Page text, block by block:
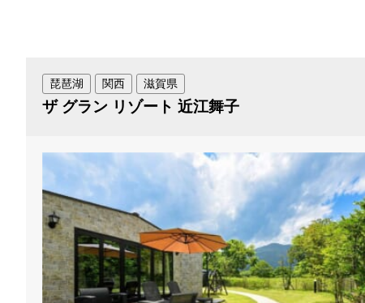
関西 滋賀県
琵琶湖
ザ グラン リゾート 近江舞子